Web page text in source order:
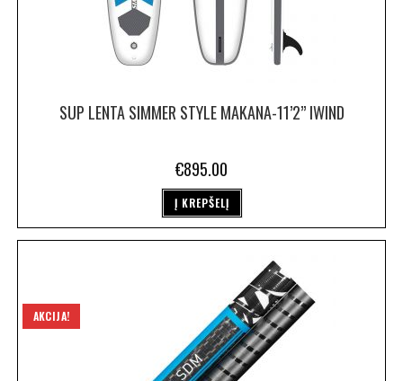
SUP LENTA SIMMER STYLE MAKANA-11’2” IWIND
€895.00
Į KREPŠELĮ
AKCIJA!